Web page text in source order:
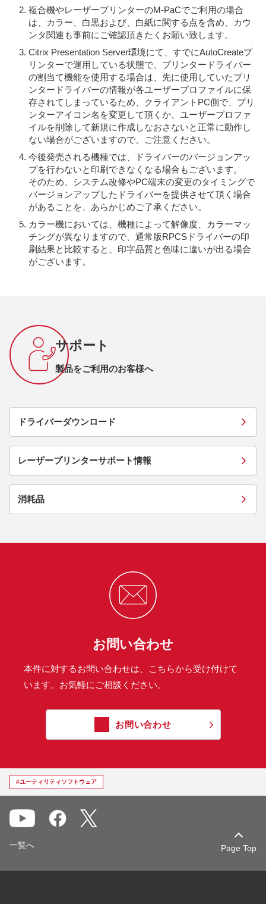
複合機やレーザープリンターのM-PaCでご利用の場合
は、カラー、白黒および、白紙に関する点を含め、カウ
ンタ関連も事前にご確認頂きたくお願い致します。
Citrix Presentation Server環境にて、すでにAutoCreateプ
リンターで運用している状態で、プリンタードライバー
の割当て機能を使用する場合は、先に使用していたプリ
ンタードライバーの情報が各ユーザープロファイルに保
存されてしまっているため、クライアントPC側で、プリ
ンターアイコン名を変更して頂くか、ユーザープロファ
イルを削除して新規に作成しなおさないと正常に動作し
ない場合がございますので、ご注意ください。
今後発売される機種では、ドライバーのバージョンアッ
プを行わないと印刷できなくなる場合もございます。
そのため、システム改修やPC端末の変更のタイミングで
バージョンアップしたドライバーを提供させて頂く場合
があることを、あらかじめご了承ください。
カラー機においては、機種によって解像度、カラーマッ
チングが異なりますので、通常版RPCSドライバーの印
刷結果と比較すると、印字品質と色味に違いが出る場合
がございます。
サポート
製品をご利用のお客様へ
ドライバーダウンロード
レーザープリンターサポート情報
消耗品
お問い合わせ
本件に対するお問い合わせは、こちらから受け付けて
います。お気軽にご相談ください。
お問い合わせ
#ユーティリティソフトウェア
Page Top
一覧へ